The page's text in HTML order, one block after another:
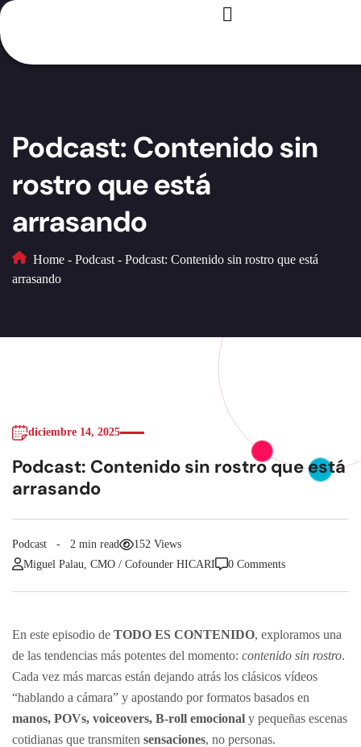
Podcast: Contenido sin
rostro que está
arrasando
Home - Podcast - Podcast: Contenido sin rostro que está
arrasando
diciembre 14, 2025
Podcast: Contenido sin rostro que está
arrasando
Podcast 2 min read
152 Views
Miguel Palau, CMO / Cofounder HICARI
0 Comments
En este episodio de TODO ES CONTENIDO, exploramos una
de las tendencias más potentes del momento: contenido sin rostro.
Cada vez más marcas están dejando atrás los clásicos vídeos
“hablando a cámara” y apostando por formatos basados en
manos, POVs, voiceovers, B-roll emocional y pequeñas escenas
cotidianas que transmiten sensaciones, no personas.